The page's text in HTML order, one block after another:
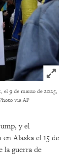
Click to
el 9 de marzo de 2025,
via AP
y el
Alaska el 15 de
la guerra de